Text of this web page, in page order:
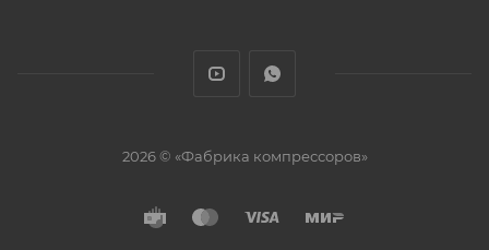
2026 © «Фабрика компрессоров»